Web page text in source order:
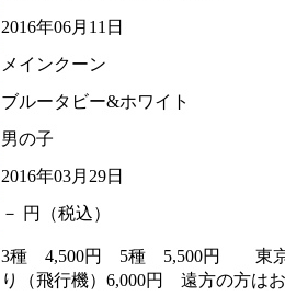
2016年06月11日
メインクーン
ブルータビー&ホワイト
男の子
2016年03月29日
－ 円（税込）
3種 4,500円 5種 5,500円 東京
り（飛行機）6,000円 遠方の方は